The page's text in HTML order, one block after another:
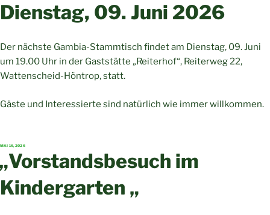
Dienstag, 09. Juni 2026
Der nächste Gambia-Stammtisch findet am Dienstag, 09. Juni
um 19.00 Uhr in der Gaststätte „Reiterhof“, Reiterweg 22,
Wattenscheid-Höntrop, statt.
Gäste und Interessierte sind natürlich wie immer willkommen.
VERÖFFENTLICHT
MAI 16, 2026
im
Kindergarten „